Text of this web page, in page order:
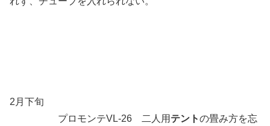
2月下旬
プロモンテVL-26 二人用 テントの畳み方を忘